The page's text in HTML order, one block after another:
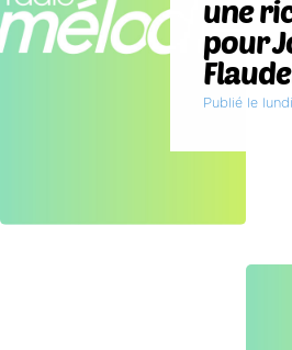
une
pour
Publié le